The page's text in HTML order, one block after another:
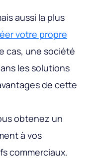
aussi la plus
votre propre
cas, une société
les solutions
de cette
obtenez un
à vos
commerciaux.